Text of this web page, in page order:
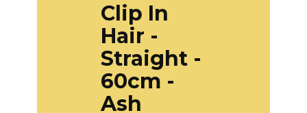
Clip In
Hair -
Straight -
60cm -
Ash